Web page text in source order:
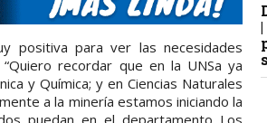
positiva para ver las necesidades
recordar que en la UNSa ya
y Química; y en Ciencias Naturales
a la minería estamos iniciando la
puedan en el departamento Los